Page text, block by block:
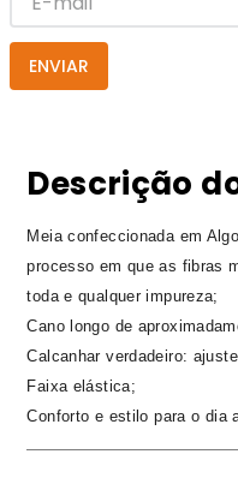
ENVIAR
Descrição
Meia confeccionada em
processo em que as fibras
toda e qualquer impureza;
Cano longo de
Calcanhar verdadeiro:
Faixa elástica;
Conforto e estilo para o dia